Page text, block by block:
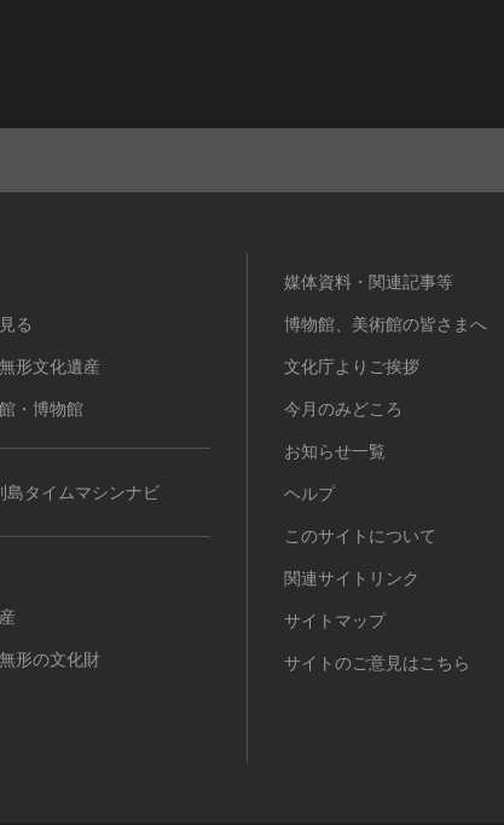
る
形文化遺産
・博物館
島タイムマシンナビ
形の文化財
媒体資料・関連記事等
博物館、美術館の皆さまへ
文化庁よりご挨拶
今月のみどころ
お知らせ一覧
ヘルプ
このサイトについて
関連サイトリンク
サイトマップ
サイトのご意見はこちら